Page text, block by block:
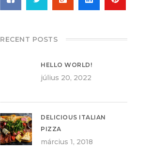
RECENT POSTS
HELLO WORLD!
július 20, 2022
DELICIOUS ITALIAN
PIZZA
március 1, 2018